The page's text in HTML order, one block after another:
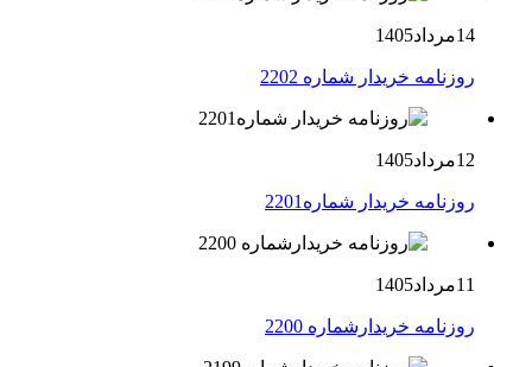
14مرداد1405
روزنامه خریدار شماره 2202
12مرداد1405
روزنامه خریدار شماره2201
11مرداد1405
روزنامه خریدارشماره 2200